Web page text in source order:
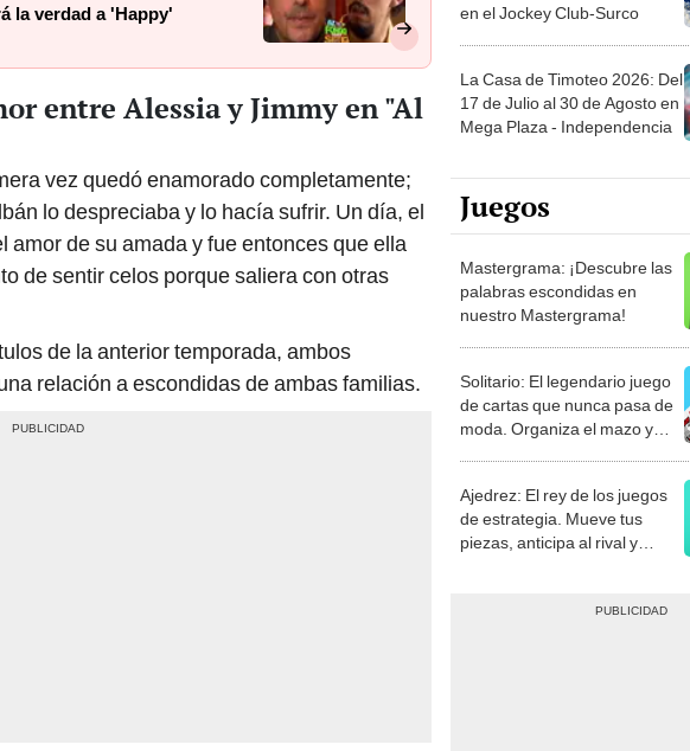
la verdad a 'Happy'
entre Alessia y Jimmy en "Al
vez quedó enamorado completamente;
lo despreciaba y lo hacía sufrir. Un día, el
amor de su amada y fue entonces que ella
de sentir celos porque saliera con otras
de la anterior temporada, ambos
relación a escondidas de ambas familias.
en el Jockey Club-Surco
La Casa de Timoteo 2026: Del
17 de Julio al 30 de Agosto en
Mega Plaza - Independencia
Juegos
Mastergrama: ¡Descubre las
palabras escondidas en
nuestro Mastergrama!
Solitario: El legendario juego
de cartas que nunca pasa de
moda. Organiza el mazo y
Ajedrez: El rey de los juegos
de estrategia. Mueve tus
piezas, anticipa al rival y